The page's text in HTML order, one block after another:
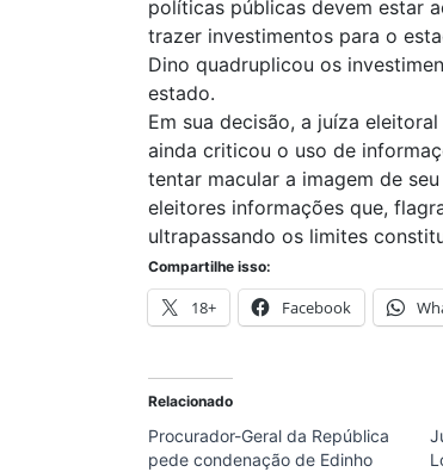
políticas públicas devem estar
trazer investimentos para o
Dino quadruplicou os
estado.
Em sua decisão, a juíza eleitoral
ainda criticou o uso de
tentar macular a imagem de
eleitores informações que,
ultrapassando os limites
Compartilhe isso:
18+ Facebook
Relacionado
Procurador-Geral da República
pede condenação de Edinho